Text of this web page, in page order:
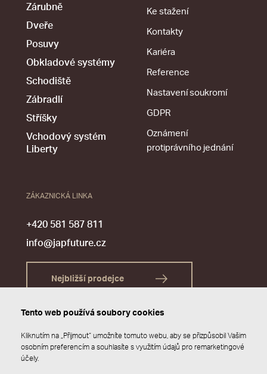
Zárubně
Dveře
Posuvy
Obkladové systémy
Schodiště
Zábradlí
Stříšky
Vchodový systém
Liberty
Ke stažení
Kontakty
Kariéra
Reference
Nastavení soukromí
GDPR
Oznámení
protiprávního jednání
ZÁKAZNICKÁ LINKA
+420 581 587 811
info@japfuture.cz
Nejbližší prodejce
Tento web používá soubory cookies
Kliknutím na „Přijmout“ umožníte tomuto webu, aby se přizpůsobil Vašim
osobním preferencím a souhlasíte s využitím údajů pro remarketingové
účely.